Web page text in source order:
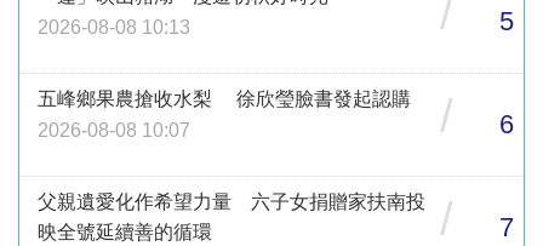
2026-08-08 10:13
/ 5
五峰鄉果農搶收水梨 徐欣瑩臉書發起認購
2026-08-08 10:07
/ 6
父親遺愛化作希望力量 六子女捐贈家扶南投
映全號延續善的循環
/ 7